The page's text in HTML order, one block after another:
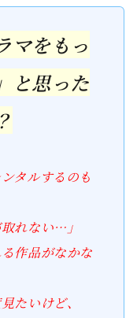
マをもっ
と思った
タルするのも
れない…」
作品がなかな
たいけど、